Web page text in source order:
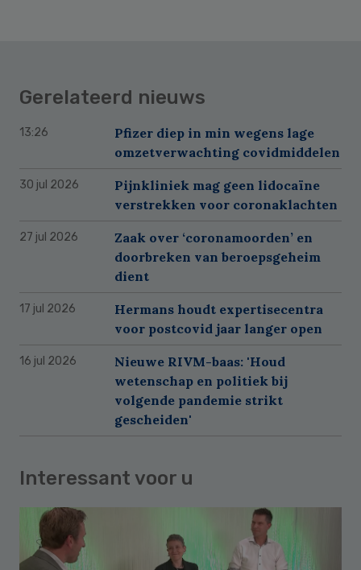
Gerelateerd nieuws
13:26
Pfizer diep in min wegens lage
omzetverwachting covidmiddelen
30 jul 2026
Pijnkliniek mag geen lidocaïne
verstrekken voor coronaklachten
27 jul 2026
Zaak over ‘coronamoorden’ en
doorbreken van beroepsgeheim
dient
17 jul 2026
Hermans houdt expertisecentra
voor postcovid jaar langer open
16 jul 2026
Nieuwe RIVM-baas: 'Houd
wetenschap en politiek bij
volgende pandemie strikt
gescheiden'
Interessant voor u